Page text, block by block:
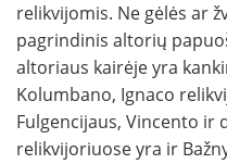
relikvijomis. Ne gėlės ar
pagrindinis altorių
altoriaus kairėje yra
Kolumbano, Ignaco
Fulgencijaus, Vincento ir
relikvijoriuose yra ir